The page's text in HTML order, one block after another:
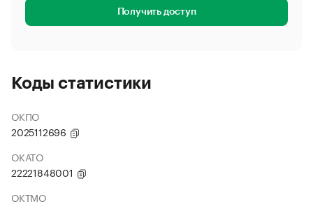
Получить доступ
Коды статистики
ОКПО
2025112696
ОКАТО
22221848001
ОКТМО